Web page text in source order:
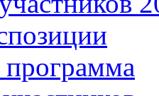
программа